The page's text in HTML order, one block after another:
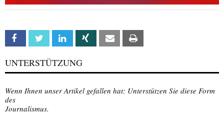
Facebook Twitter Linkedin Xing Email
UNTERSTÜTZUNG
Wenn Ihnen unser Artikel gefallen hat: Unterstützen Sie diese Form
des
Journalismus.